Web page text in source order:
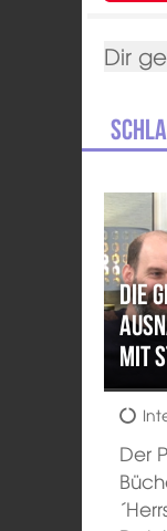
Dir
Die
mit
Der